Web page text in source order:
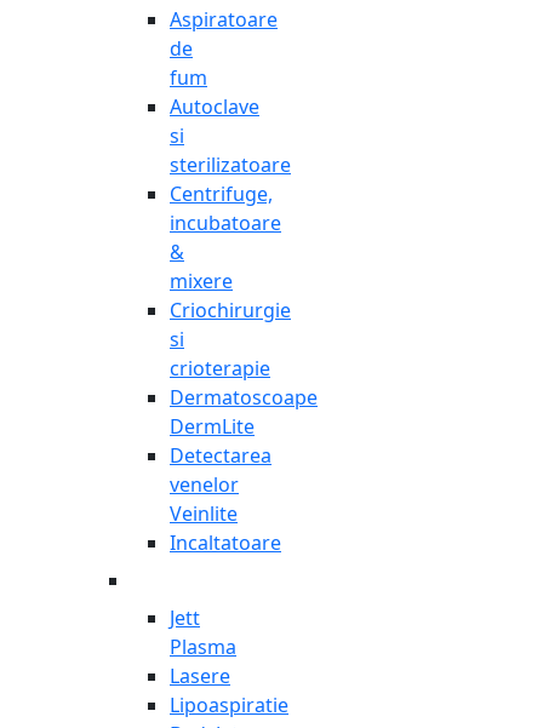
Aspiratoare
de
fum
Autoclave
si
sterilizatoare
Centrifuge,
incubatoare
&
mixere
Criochirurgie
si
crioterapie
Dermatoscoape
DermLite
Detectarea
venelor
Veinlite
Incaltatoare
Jett
Plasma
Lasere
Lipoaspiratie